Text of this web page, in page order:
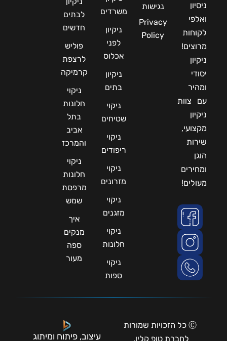
ניסיון
ואלפי
לקוחות
מרוצים!
ניקיון
יסודי
ומהיר
עם צוות
ניקיון
מקצועי,
שירות
הוגן
ומחירים
מעולים!
נגישות
Privacy
Policy
משרדים
ניקיון
לפני
אכלוס
ניקיון
בתים
ניקוי
שטיחים
ניקוי
ריפודים
ניקוי
מזרונים
ניקוי
מזגנים
ניקוי
חלונות
ניקוי
ספות
לבתים
חדשים
פוליש
לרצפת
קרמיקה
ניקוי
חלונות
בתל
אביב
והמרכז
ניקוי
חלונות
מרפסת
שמש
איך
מנקים
ספה
מעור
Ⓒ כל הזכויות שמורות
לחברת טופ קלין.
עיצוב, פיתוח ומיתוג